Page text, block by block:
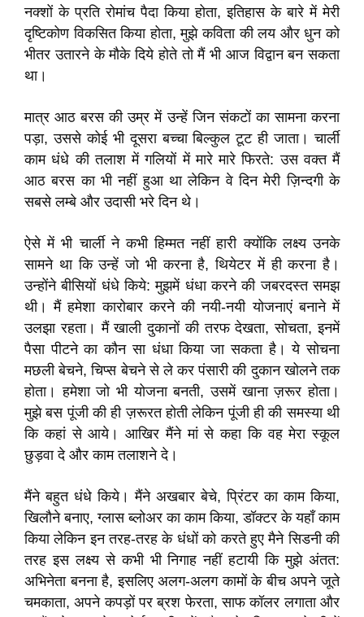
नक्शों के प्रति रोमांच पैदा किया होता, इतिहास के बारे में मेरी
दृष्टिकोण विकसित किया होता, मुझे कविता की लय और धुन को
भीतर उतारने के मौके दिये होते तो मैं भी आज विद्वान बन सकता
था।
मात्र आठ बरस की उम्र में उन्हें जिन संकटों का सामना करना
पड़ा, उससे कोई भी दूसरा बच्चा बिल्कुल टूट ही जाता। चार्ली
काम धंधे की तलाश में गलियों में मारे मारे फिरते: उस वक्त मैं
आठ बरस का भी नहीं हुआ था लेकिन वे दिन मेरी ज़िन्दगी के
सबसे लम्बे और उदासी भरे दिन थे।
ऐसे में भी चार्ली ने कभी हिम्मत नहीं हारी क्योंकि लक्ष्य उनके
सामने था कि उन्हें जो भी करना है, थियेटर में ही करना है।
उन्होंने बीसियों धंधे किये: मुझमें धंधा करने की जबरदस्त समझ
थी। मैं हमेशा कारोबार करने की नयी-नयी योजनाएं बनाने में
उलझा रहता। मैं खाली दुकानों की तरफ देखता, सोचता, इनमें
पैसा पीटने का कौन सा धंधा किया जा सकता है। ये सोचना
मछली बेचने, चिप्स बेचने से ले कर पंसारी की दुकान खोलने तक
होता। हमेशा जो भी योजना बनती, उसमें खाना ज़रूर होता।
मुझे बस पूंजी की ही ज़रूरत होती लेकिन पूंजी ही की समस्या थी
कि कहां से आये। आखिर मैंने मां से कहा कि वह मेरा स्कूल
छुड़वा दे और काम तलाशने दे।
मैंने बहुत धंधे किये। मैंने अखबार बेचे, प्रिंटर का काम किया,
खिलौने बनाए, ग्लास ब्लोअर का काम किया, डॉक्टर के यहाँ काम
किया लेकिन इन तरह-तरह के धंधों को करते हुए मैने सिडनी की
तरह इस लक्ष्य से कभी भी निगाह नहीं हटायी कि मुझे अंतत:
अभिनेता बनना है, इसलिए अलग-अलग कामों के बीच अपने जूते
चमकाता, अपने कपड़ों पर ब्रश फेरता, साफ कॉलर लगाता और